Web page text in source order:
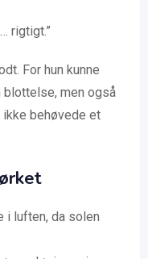
rigtigt.”
For hun kunne
men også
ikke behøvede et
i luften, da solen